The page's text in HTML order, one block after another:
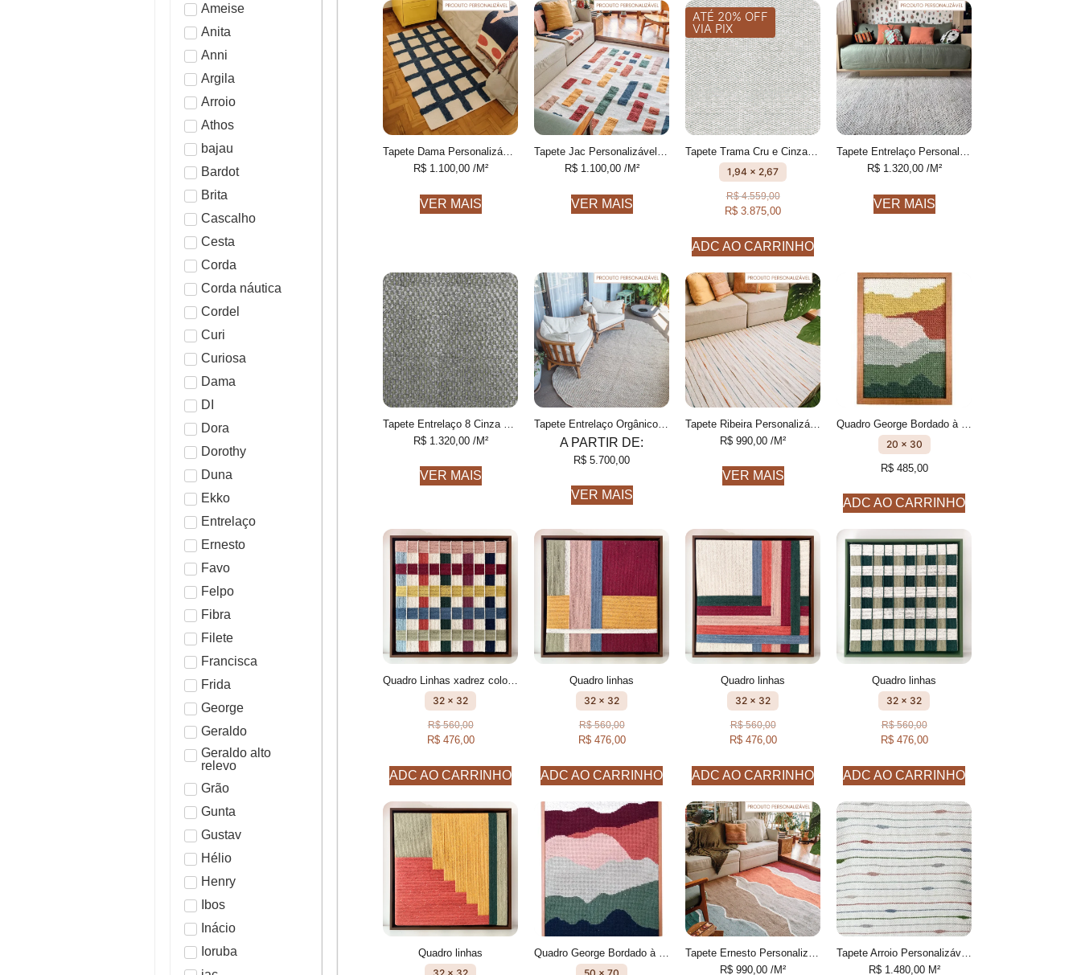
Ameise
Anita
Anni
Argila
Arroio
Athos
bajau
Bardot
Brita
Cascalho
Cesta
Corda
Corda náutica
Cordel
Curi
Curiosa
Dama
DI
Dora
Dorothy
Duna
Ekko
Entrelaço
Ernesto
Favo
Felpo
Fibra
Filete
Francisca
Frida
George
Geraldo
Geraldo alto
relevo
Grão
Gunta
Gustav
Hélio
Henry
Ibos
Inácio
Ioruba
Tapete Dama Personalizável Xadrez feito à mão, 100% algodão reciclado
R$1.100,00/M²
VER MAIS
Tapete Jac Personalizável Geométrico colorido feito à mão
R$1.100,00/M²
VER MAIS
ATÉ 20% OFF
VIA PIX
Tapete Trama Cru e Cinza Com textura feito à mão, 100% algodão reciclado
1,94 x 2,67
R$4.559,00
R$ 3.875,00
ADC AO CARRINHO
Tapete Entrelaço Personalizável Finas feito à mão, COM FIOS DE PET E ALGODÃO RECICLADO
R$1.320,00/M²
VER MAIS
R$1.320,00/M²
VER MAIS
A PARTIR DE:
R$ 5.700,00
VER MAIS
R$ 990,00 /M²
VER MAIS
20 x 30
R$485,00
ADC AO CARRINHO
Quadro Linhas xadrez colorido
32 x 32
R$560,00
R$476,00
ADC AO CARRINHO
Quadro linhas
32 x 32
R$560,00
R$476,00
ADC AO CARRINHO
Quadro linhas
32 x 32
R$560,00
R$476,00
ADC AO CARRINHO
Quadro linhas
32 x 32
R$560,00
R$476,00
ADC AO CARRINHO
Quadro linhas
32 x 32
50 x 70
R$ 990,00 /M²
R$1.480,00M²